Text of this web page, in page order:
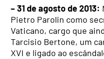
– 31 de agosto de 2013:
Pietro Parolin como
Vaticano, cargo que
Tarcisio Bertone, um
XVI e ligado ao